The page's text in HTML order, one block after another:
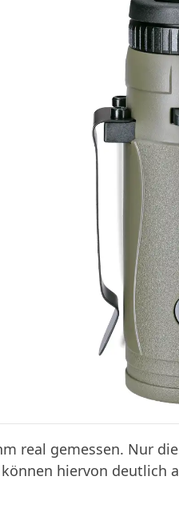
real gemessen. Nur
hiervon deutlich